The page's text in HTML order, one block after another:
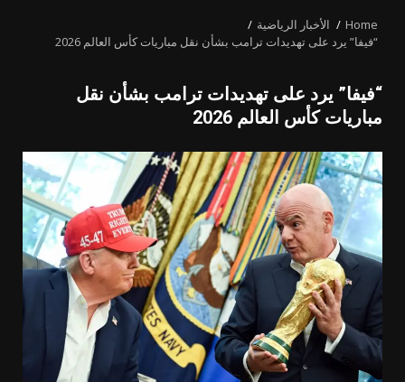
Home
الأخبار الرياضية
“فيفا” يرد على تهديدات ترامب بشأن نقل مباريات كأس العالم 2026
“فيفا” يرد على تهديدات ترامب بشأن نقل
مباريات كأس العالم 2026